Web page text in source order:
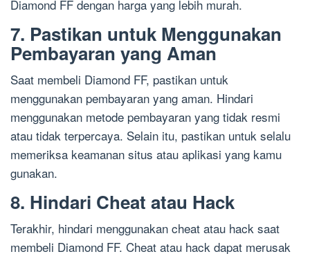
Diamond FF dengan harga yang lebih murah.
7. Pastikan untuk Menggunakan
Pembayaran yang Aman
Saat membeli Diamond FF, pastikan untuk
menggunakan pembayaran yang aman. Hindari
menggunakan metode pembayaran yang tidak resmi
atau tidak terpercaya. Selain itu, pastikan untuk selalu
memeriksa keamanan situs atau aplikasi yang kamu
gunakan.
8. Hindari Cheat atau Hack
Terakhir, hindari menggunakan cheat atau hack saat
membeli Diamond FF. Cheat atau hack dapat merusak